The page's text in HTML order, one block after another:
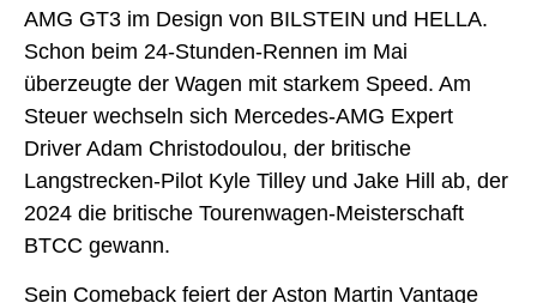
AMG GT3 im Design von BILSTEIN und HELLA.
Schon beim 24-Stunden-Rennen im Mai
überzeugte der Wagen mit starkem Speed. Am
Steuer wechseln sich Mercedes-AMG Expert
Driver Adam Christodoulou, der britische
Langstrecken-Pilot Kyle Tilley und Jake Hill ab, der
2024 die britische Tourenwagen-Meisterschaft
BTCC gewann.
Sein Comeback feiert der Aston Martin Vantage